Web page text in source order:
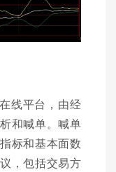
线平台，由经
和喊单。喊单
标和基本面数
，包括交易方